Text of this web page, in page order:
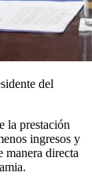
del
la prestación
ingresos y
manera directa